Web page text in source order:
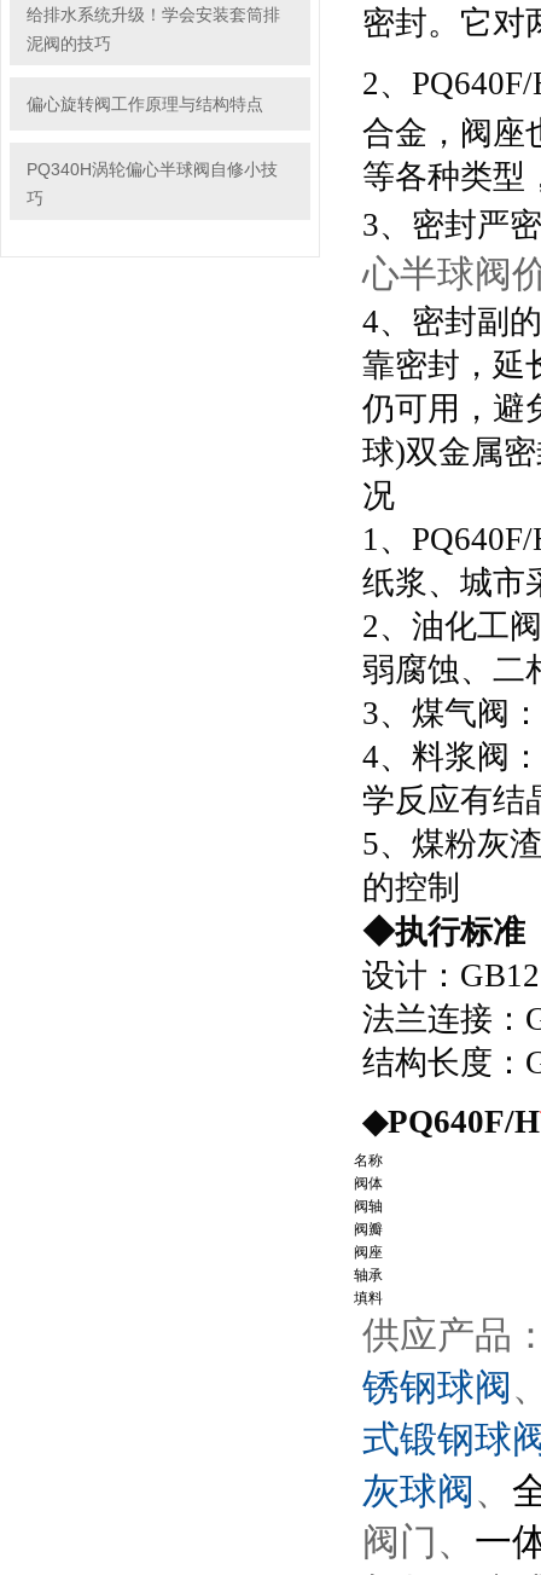
给排水系统升级！学会安装套筒排
泥阀的技巧
偏心旋转阀工作原理与结构特点
PQ340H涡轮偏心半球阀自修小技
巧
密封。它对
2、
合金，阀座
等各种类型
3、密封严
心半球阀
4、密封副
靠密封，延
仍可用，避
球)双金属
况
1、
纸浆、城市
2、油化工
弱腐蚀、二
3、煤气阀
4、料浆阀
学反应有结
5、煤粉灰
的控制
◆执行标准
设计：
法兰连接：
结构长度
◆PQ640F/H
名称
阀体
阀轴
阀瓣
阀座
轴承
填料
供应产品
锈钢球阀
式锻钢球
灰球阀、
阀门、 一